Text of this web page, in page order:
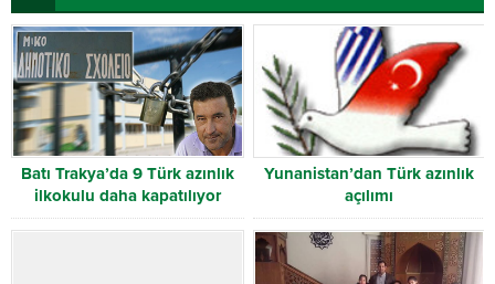
Batı Trakya’da 9 Türk azınlık
ilkokulu daha kapatılıyor
Yunanistan’dan Türk azınlık
açılımı